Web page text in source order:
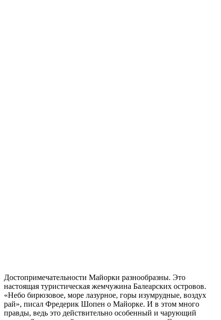
Достопримечательности Майорки разнообразны. Это
настоящая туристическая жемчужина Балеарских островов.
«Небо бирюзовое, море лазурное, горы изумрудные, воздух
рай», писал Фредерик Шопен о Майорке. И в этом много
правды, ведь это действительно особенный и чарующий